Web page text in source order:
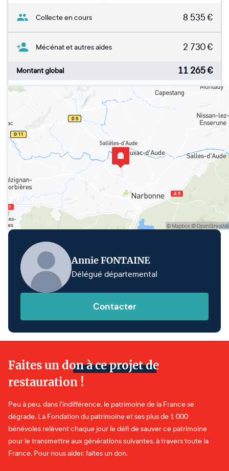
Collecte en cours 8 535 €
Mécénat et autres aides 2 730€
Montant global 11 265€
Annie FONTAINE
Délégué départemental
Contacter
Faites un don à ce projet de
restauration !
Peu à peu, dans l'indifférence, le patrimoine de la France se
dégrade. La Fondation du patrimoine et ses plus de 1 000
bénévoles relèvent chaque jour le défi de sauver ce patrimoine
pour le transmettre aux générations suivantes, à travers toute la
France. Pour nous aider, faites un don.